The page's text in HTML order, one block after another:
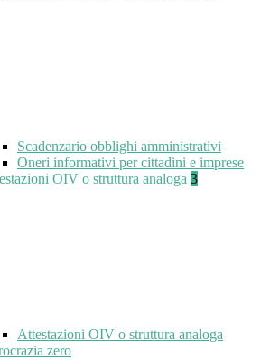
Scadenzario obblighi amministrativi
Oneri informativi per cittadini e imprese
OIV o struttura analoga 3
Attestazioni OIV o struttura analoga
zero